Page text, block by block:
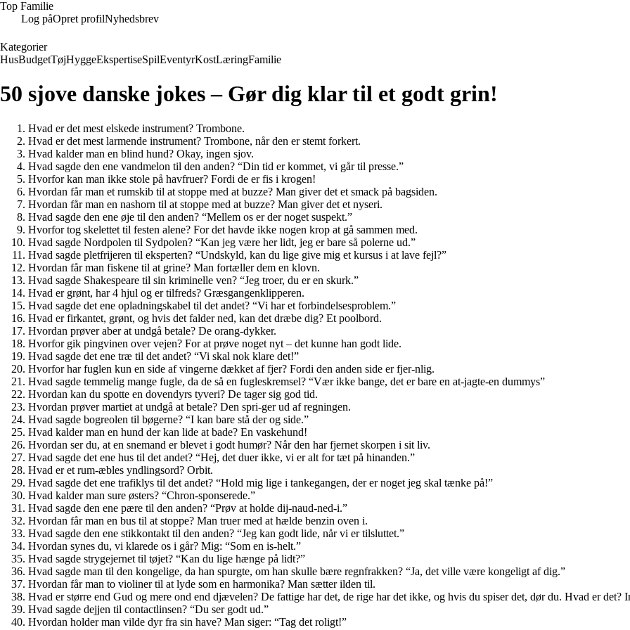
Top Familie
Log påOpret profilNyhedsbrev
Kategorier
HusBudgetTøjHyggeEkspertiseSpilEventyrKostLæringFamilie
50 sjove danske jokes – Gør dig klar til et godt grin!
Hvad er det mest elskede instrument? Trombone.
Hvad er det mest larmende instrument? Trombone, når den er stemt forkert.
Hvad kalder man en blind hund? Okay, ingen sjov.
Hvad sagde den ene vandmelon til den anden? “Din tid er kommet, vi går til presse.”
Hvorfor kan man ikke stole på havfruer? Fordi de er fis i krogen!
Hvordan får man et rumskib til at stoppe med at buzze? Man giver det et smack på bagsiden.
Hvordan får man en nashorn til at stoppe med at buzze? Man giver det et nyseri.
Hvad sagde den ene øje til den anden? “Mellem os er der noget suspekt.”
Hvorfor tog skelettet til festen alene? For det havde ikke nogen krop at gå sammen med.
Hvad sagde Nordpolen til Sydpolen? “Kan jeg være her lidt, jeg er bare så polerne ud.”
Hvad sagde pletfrijeren til eksperten? “Undskyld, kan du lige give mig et kursus i at lave fejl?”
Hvordan får man fiskene til at grine? Man fortæller dem en klovn.
Hvad sagde Shakespeare til sin kriminelle ven? “Jeg troer, du er en skurk.”
Hvad er grønt, har 4 hjul og er tilfreds? Græsgangenklipperen.
Hvad sagde det ene opladningskabel til det andet? “Vi har et forbindelsesproblem.”
Hvad er firkantet, grønt, og hvis det falder ned, kan det dræbe dig? Et poolbord.
Hvordan prøver aber at undgå betale? De orang-dykker.
Hvorfor gik pingvinen over vejen? For at prøve noget nyt – det kunne han godt lide.
Hvad sagde det ene træ til det andet? “Vi skal nok klare det!”
Hvorfor har fuglen kun en side af vingerne dækket af fjer? Fordi den anden side er fjer-nlig.
Hvad sagde temmelig mange fugle, da de så en fugleskremsel? “Vær ikke bange, det er bare en at-jagte-en dummys”
Hvordan kan du spotte en dovendyrs tyveri? De tager sig god tid.
Hvordan prøver martiet at undgå at betale? Den spri-ger ud af regningen.
Hvad sagde bogreolen til bøgerne? “I kan bare stå der og side.”
Hvad kalder man en hund der kan lide at bade? En vaskehund!
Hvordan ser du, at en snemand er blevet i godt humør? Når den har fjernet skorpen i sit liv.
Hvad sagde det ene hus til det andet? “Hej, det duer ikke, vi er alt for tæt på hinanden.”
Hvad er et rum-æbles yndlingsord? Orbit.
Hvad sagde det ene trafiklys til det andet? “Hold mig lige i tankegangen, der er noget jeg skal tænke på!”
Hvad kalder man sure østers? “Chron-sponserede.”
Hvad sagde den ene pære til den anden? “Prøv at holde dij-naud-ned-i.”
Hvordan får man en bus til at stoppe? Man truer med at hælde benzin oven i.
Hvad sagde den ene stikkontakt til den anden? “Jeg kan godt lide, når vi er tilsluttet.”
Hvordan synes du, vi klarede os i går? Mig: “Som en is-helt.”
Hvad sagde strygejernet til tøjet? “Kan du lige hænge på lidt?”
Hvad sagde man til den kongelige, da han spurgte, om han skulle bære regnfrakken? “Ja, det ville være kongeligt af dig.”
Hvordan får man to violiner til at lyde som en harmonika? Man sætter ilden til.
Hvad er større end Gud og mere ond end djævelen? De fattige har det, de rige har det ikke, og hvis du spiser det, dør du. Hvad er det?
Hvad sagde dejjen til contactlinsen? “Du ser godt ud.”
Hvordan holder man vilde dyr fra sin have? Man siger: “Tag det roligt!”